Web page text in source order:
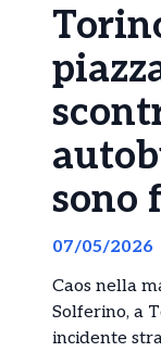
sono
07/05/2026
Caos nella
Solferino, a
incidente